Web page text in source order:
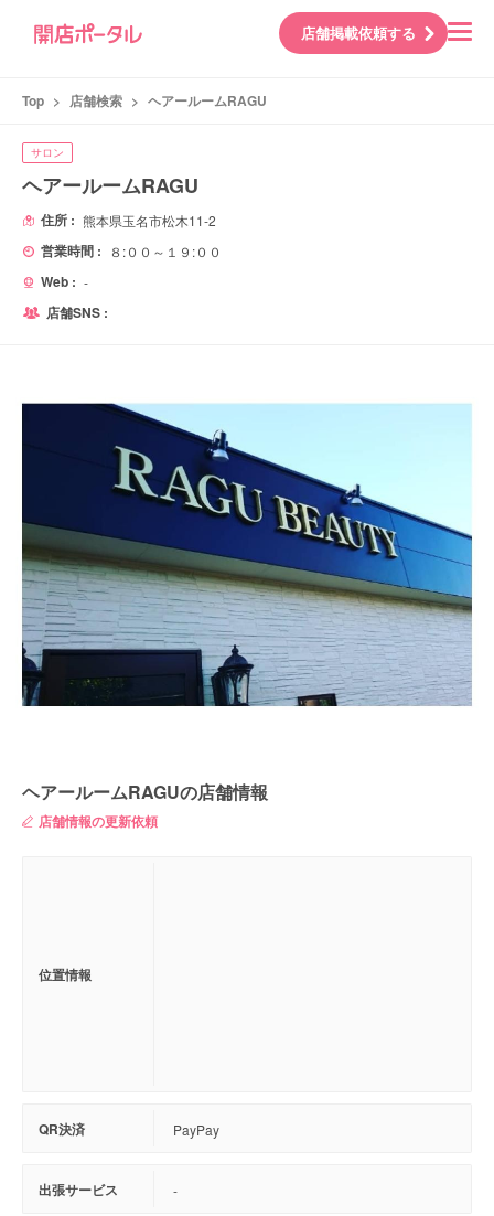
店舗掲載依頼する
Top > 店舗検索 > ヘアールームRAGU
サロン
ヘアールームRAGU
住所 : 熊本県玉名市松木11‐2
営業時間 : ８:００～１９:００
Web : -
店舗SNS :
ヘアールームRAGUの店舗情報
店舗情報の更新依頼
位置情報
QR決済 PayPay
出張サービス -